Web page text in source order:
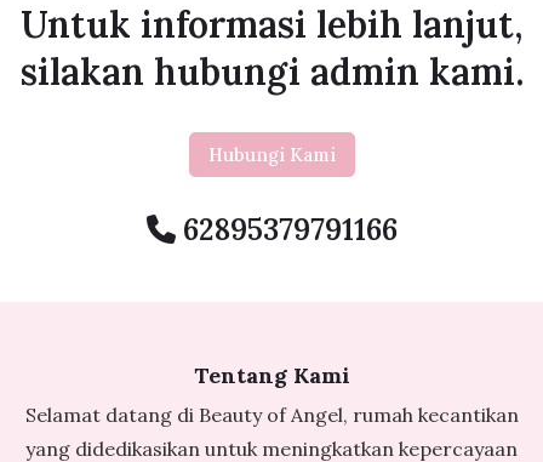
Untuk informasi lebih lanjut,
silakan hubungi admin kami.
Hubungi Kami
62895379791166
Tentang Kami
Selamat datang di Beauty of Angel, rumah kecantikan
yang didedikasikan untuk meningkatkan kepercayaan